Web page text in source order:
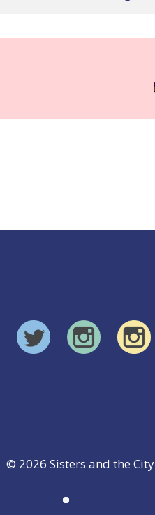
© 2026 Sisters and the City